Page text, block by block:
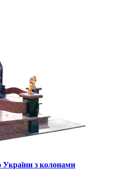
з колонами